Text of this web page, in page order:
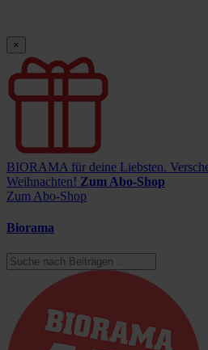
×
BIORAMA für deine Liebsten.
Weihnachten! Zum Abo-Shop
Zum Abo-Shop
Biorama